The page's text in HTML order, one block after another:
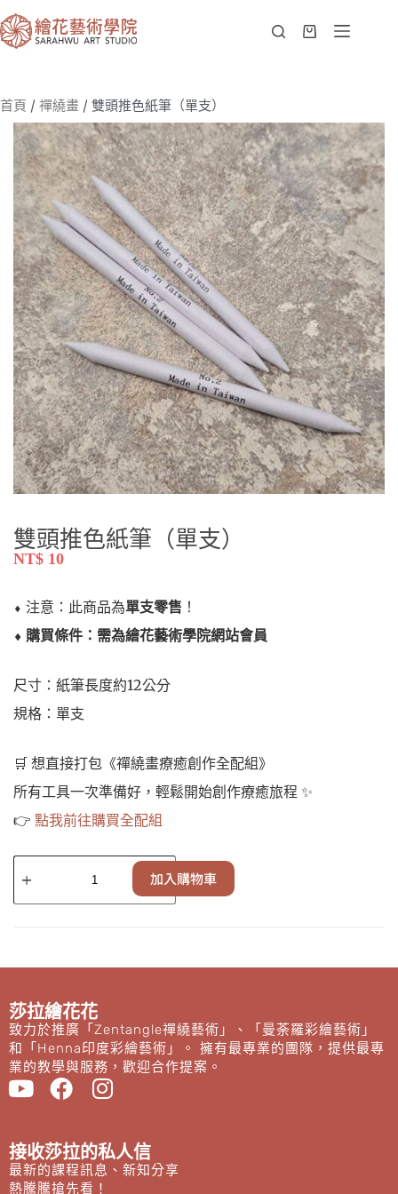
首頁 / 禪繞畫 / 雙頭推色紙筆（單支）
雙頭推色紙筆（單支）
NT$ 10
⬧ 注意：此商品為單支零售 ！
⬧ 購買條件：需為繪花藝術學院網站會員
尺寸：紙筆長度約12公分
規格：單支
🛒 想直接打包《禪繞畫療癒創作全配組》
所有工具一次準備好，輕鬆開始創作療癒旅程 ✨
👉 點我前往購買全配組
加入購物車
莎拉繪花花
致力於推廣「Zentangle禪繞藝術」、「曼荼羅彩繪藝術」
和「Henna印度彩繪藝術」。 擁有最專業的團隊，提供最專
業的教學與服務，歡迎合作提案。
接收莎拉的私人信
最新的課程訊息、新知分享
熱騰騰搶先看！